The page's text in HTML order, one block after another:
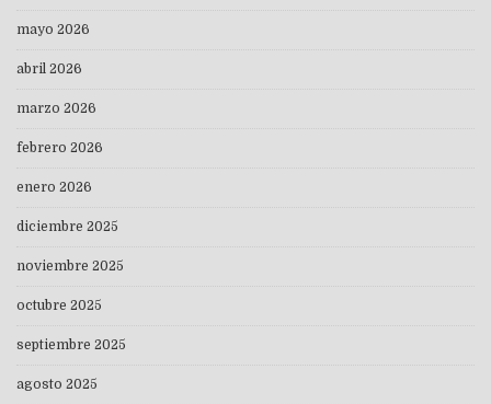
mayo 2026
abril 2026
marzo 2026
febrero 2026
enero 2026
diciembre 2025
noviembre 2025
octubre 2025
septiembre 2025
agosto 2025